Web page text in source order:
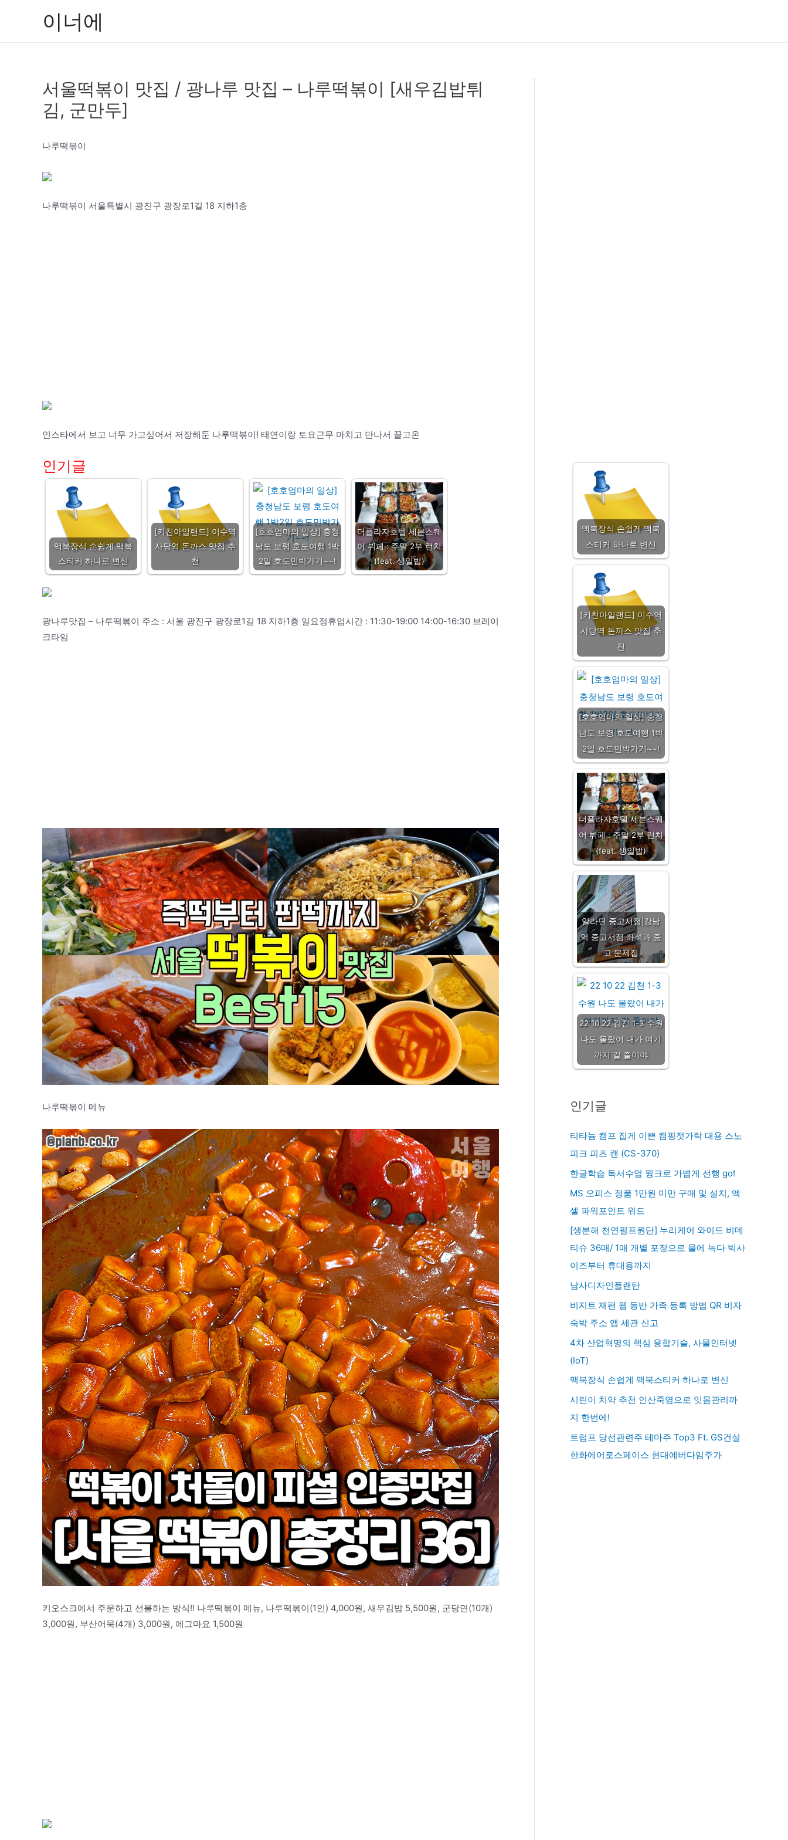
이너에
서울떡볶이 맛집 / 광나루 맛집 – 나루떡볶이 [새우김밥튀
김, 군만두]
나루떡볶이
나루떡볶이 서울특별시 광진구 광장로1길 18 지하1층
인스타에서 보고 너무 가고싶어서 저장해둔 나루떡볶이! 태연이랑 토요근무 마치고 만나서 끌고온
인기글
맥북장식 손쉽게 맥북
스티커 하나로 변신
[키친아일랜드] 이수역
사당역 돈까스 맛집 추
천
[호호엄마의 일상] 충청
남도 보령 호도여행 1박
2일 호도민박가기~~!
더플라자호텔 세븐스퀘
어 뷔페 : 주말 2부 런치
(feat. 생일밥)
광나루맛집 – 나루떡볶이 주소 : 서울 광진구 광장로1길 18 지하1층 일요정휴업시간 : 11:30-19:00 14:00-16:30 브레이
크타임
나루떡볶이 메뉴
키오스크에서 주문하고 선불하는 방식!! 나루떡볶이 메뉴, 나루떡볶이(1인) 4,000원, 새우김밥 5,500원, 군당면(10개)
3,000원, 부산어묵(4개) 3,000원, 에그마요 1,500원
맥북장식 손쉽게 맥북
스티커 하나로 변신
[키친아일랜드] 이수역
사당역 돈까스 맛집 추
천
[호호엄마의 일상] 충청
남도 보령 호도여행 1박
2일 호도민박가기~~!
더플라자호텔 세븐스퀘
어 뷔페 : 주말 2부 런치
(feat. 생일밥)
알라딘 중고서점|강남
역 중고서점 좌석과 중
고 문제집
22 10 22 김천 1-3 수원
나도 몰랐어 내가 여기
까지 갈 줄이야
인기글
티타늄 캠프 집게 이쁜 캠핑젓가락 대용 스노
피크 피츠 캔 (CS-370)
한글학습 독서수업 윙크로 가볍게 선행 go!
MS 오피스 정품 1만원 미만 구매 및 설치, 엑
셀 파워포인트 워드
[생분해 천연펄프원단] 누리케어 와이드 비데
티슈 36매/ 1매 개별 포장으로 물에 녹다 빅사
이즈부터 휴대용까지
남사디자인플랜탄
비지트 재팬 웹 동반 가족 등록 방법 QR 비자
숙박 주소 앱 세관 신고
4차 산업혁명의 핵심 융합기술, 사물인터넷
(IoT)
맥북장식 손쉽게 맥북스티커 하나로 변신
시린이 치약 추천 인산죽염으로 잇몸관리까
지 한번에!
트럼프 당선관련주 테마주 Top3 Ft. GS건설
한화에어로스페이스 현대에버다임주가